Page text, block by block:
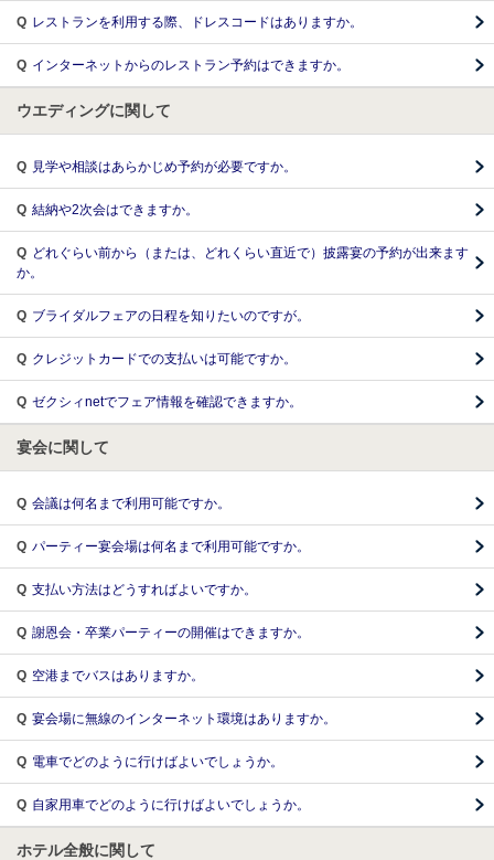
Q レストランを利用する際、ドレスコードはありますか。
Q インターネットからのレストラン予約はできますか。
ウエディングに関して
Q 見学や相談はあらかじめ予約が必要ですか。
Q 結納や2次会はできますか。
Q どれぐらい前から（または、どれくらい直近で）披露宴の予約が出来ます
か。
Q ブライダルフェアの日程を知りたいのですが。
Q クレジットカードでの支払いは可能ですか。
Q ゼクシィnetでフェア情報を確認できますか。
宴会に関して
Q 会議は何名まで利用可能ですか。
Q パーティー宴会場は何名まで利用可能ですか。
Q 支払い方法はどうすればよいですか。
Q 謝恩会・卒業パーティーの開催はできますか。
Q 空港までバスはありますか。
Q 宴会場に無線のインターネット環境はありますか。
Q 電車でどのように行けばよいでしょうか。
Q 自家用車でどのように行けばよいでしょうか。
ホテル全般に関して